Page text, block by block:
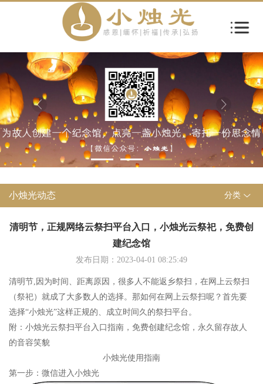
小烛光动态 分类
清明节，正规网络云祭扫平台入口，小烛光云祭祀，免费创
建纪念馆
发布日期：2023-04-01 08:25:49
清明节,因为时间、距离原因，很多人不能返乡祭扫，在网上云祭扫
（祭祀）就成了大多数人的选择。那如何在网上云祭扫呢？首先要
选择“小烛光”这样正规的、成立时间久的祭扫平台。
附：小烛光云祭扫平台入口指南，免费创建纪念馆，永久留存故人
的音容笑貌
小烛光使用指南
第一步：微信进入小烛光